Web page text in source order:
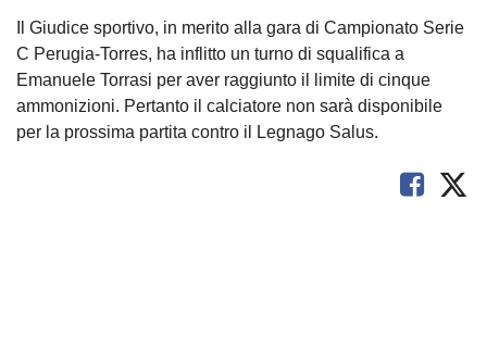
Il Giudice sportivo, in merito alla gara di Campionato Serie
C Perugia-Torres, ha inflitto un turno di squalifica a
Emanuele Torrasi per aver raggiunto il limite di cinque
ammonizioni. Pertanto il calciatore non sarà disponibile
per la prossima partita contro il Legnago Salus.